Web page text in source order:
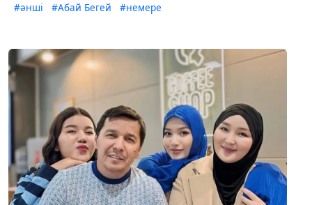
#әнші #Абай Бегей #немере